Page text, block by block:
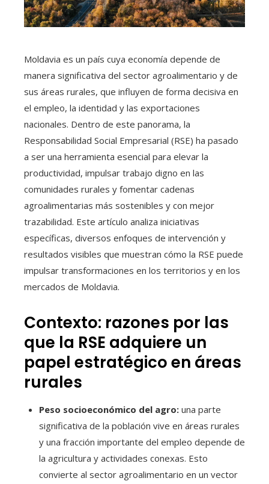
Moldavia es un país cuya economía depende de
manera significativa del sector agroalimentario y de
sus áreas rurales, que influyen de forma decisiva en
el empleo, la identidad y las exportaciones
nacionales. Dentro de este panorama, la
Responsabilidad Social Empresarial (RSE) ha pasado
a ser una herramienta esencial para elevar la
productividad, impulsar trabajo digno en las
comunidades rurales y fomentar cadenas
agroalimentarias más sostenibles y con mejor
trazabilidad. Este artículo analiza iniciativas
específicas, diversos enfoques de intervención y
resultados visibles que muestran cómo la RSE puede
impulsar transformaciones en los territorios y en los
mercados de Moldavia.
Contexto: razones por las
que la RSE adquiere un
papel estratégico en áreas
rurales
Peso socioeconómico del agro: una parte
significativa de la población vive en áreas rurales
y una fracción importante del empleo depende de
la agricultura y actividades conexas. Esto
convierte al sector agroalimentario en un vector